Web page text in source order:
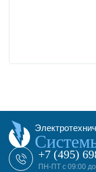
+7 (495)
ПН-ПТ с 09:00